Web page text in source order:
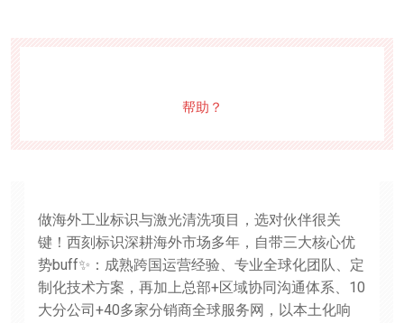
帮助？
做海外工业标识与激光清洗项目，选对伙伴很关
键！西刻标识深耕海外市场多年，自带三大核心优
势buff✨：成熟跨国运营经验、专业全球化团队、定
制化技术方案，再加上总部+区域协同沟通体系、10
大分公司+40多家分销商全球服务网，以本土化响